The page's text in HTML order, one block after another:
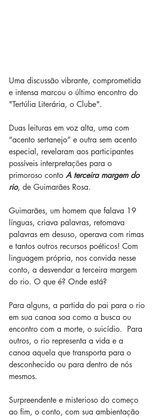
Uma discussão vibrante, comprometida
e intensa marcou o último encontro do
"Tertúlia Literária, o Clube".
Duas leituras em voz alta, uma com
“acento sertanejo” e outra sem acento
especial, revelaram aos participantes
possíveis interpretações para o
primoroso conto A terceira margem do
rio, de Guimarães Rosa.
Guimarães, um homem que falava 19
línguas, criava palavras, retomava
palavras em desuso, operava com rimas
e tantos outros recursos poéticos! Com
linguagem própria, nos convida nesse
conto, a desvendar a terceira margem
do rio. O que é? Onde está?
Para alguns, a partida do pai para o rio
em sua canoa soa como a busca ou
encontro com a morte, o suicídio.  Para
outros, o rio representa a vida e a
canoa aquela que transporta para o
desconhecido ou para dentro de nós
mesmos.
Surpreendente e misterioso do começo
ao fim, o conto, com sua ambientação